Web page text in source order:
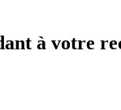
à votre